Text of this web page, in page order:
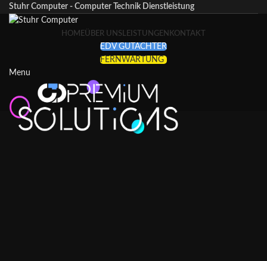
Stuhr Computer - Computer Technik Dienstleistung
HOMEÜBER UNS LEISTUNGEN KONTAKT
EDV GUTACHTER
FERNWARTUNG
Menu